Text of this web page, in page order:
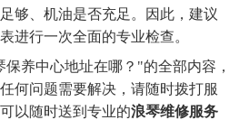
够、机油是否充足。因此，建议
进行一次全面的专业检查。
养中心地址在哪？"的全部内容，
何问题需要解决，请随时拨打服
以随时送到专业的浪琴维修服务